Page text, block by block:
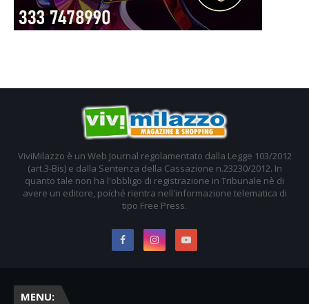
ViviMilazzo è un Web Journal regolamentato dalla Legge 103/2012
(art.3-Bis) e dalla Sentenza della Cassazione n.23230/2012. In
quanto tale non ha l'obbligo di registrazione in Tribunale nè di
avere un editore, poiché rientra nell'informazione telematica di
tipo Free Press.
MENU: